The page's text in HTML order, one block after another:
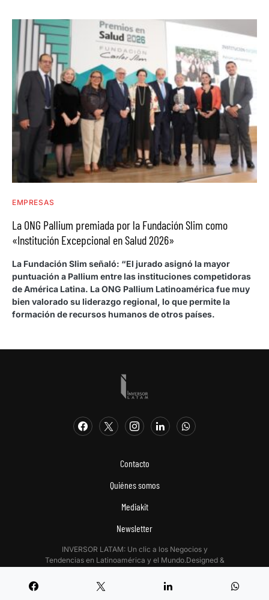
EMPRESAS
La ONG Pallium premiada por la Fundación Slim como
«Institución Excepcional en Salud 2026»
La Fundación Slim señaló: “El jurado asignó la mayor
puntuación a Pallium entre las instituciones competidoras
de América Latina. La ONG Pallium Latinoamérica fue muy
bien valorado su liderazgo regional, lo que permite la
formación de recursos humanos de otros países.
Contacto
Quiénes somos
Mediakit
Newsletter
INVERSOR LATAM: Un clic a los Negocios y
Tendencias en Latinoamérica y el Mundo.Designed &